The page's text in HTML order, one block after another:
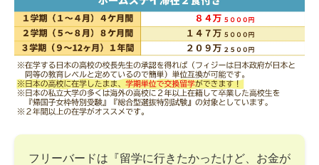
フリーバードは『留学に行きたかったけど、お金が